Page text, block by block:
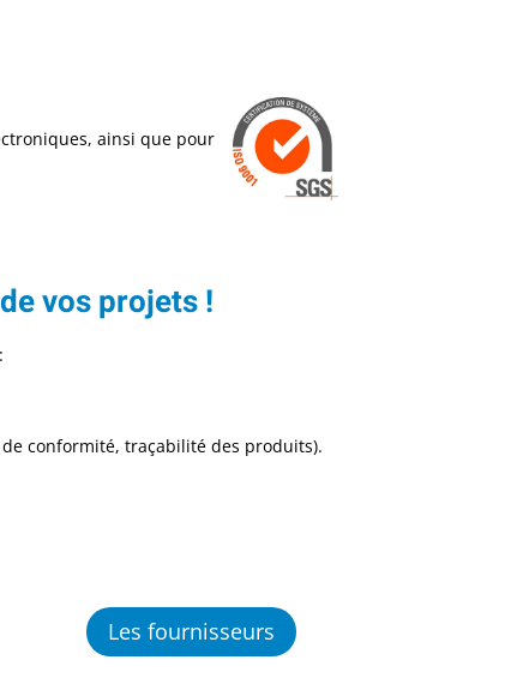
ainsi que pour
vos projets !
conformité, traçabilité des produits).​
Les fournisseurs